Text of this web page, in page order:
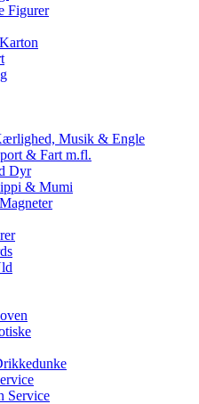
Figurer
Musik & Engle
& Fart m.fl.
Dyr
& Mumi
Service